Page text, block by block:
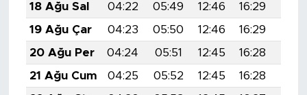
18 Ağu Sal
04:22 05:49 12:46 16:29
19 Ağu Çar
04:23 05:50 12:46 16:29
20 Ağu Per
04:24 05:51 12:45 16:28
21 Ağu Cum
04:25 05:52 12:45 16:28